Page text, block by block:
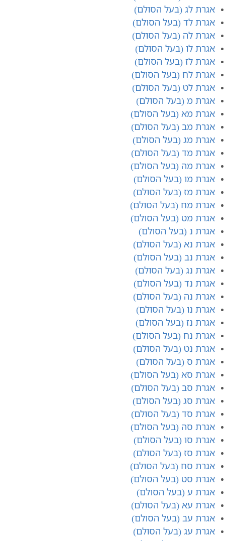
אגרת לג (בעל הסולם)
אגרת לד (בעל הסולם)
אגרת לה (בעל הסולם)
אגרת לו (בעל הסולם)
אגרת לז (בעל הסולם)
אגרת לח (בעל הסולם)
אגרת לט (בעל הסולם)
אגרת מ (בעל הסולם)
אגרת מא (בעל הסולם)
אגרת מב (בעל הסולם)
אגרת מג (בעל הסולם)
אגרת מד (בעל הסולם)
אגרת מה (בעל הסולם)
אגרת מו (בעל הסולם)
אגרת מז (בעל הסולם)
אגרת מח (בעל הסולם)
אגרת מט (בעל הסולם)
אגרת נ (בעל הסולם)
אגרת נא (בעל הסולם)
אגרת נב (בעל הסולם)
אגרת נג (בעל הסולם)
אגרת נד (בעל הסולם)
אגרת נ​ה (בעל הסולם)
אגרת נ​ו (בעל הסולם)
אגרת נ​ז (בעל הסולם)
אגרת נ​ח (בעל הסולם)
אגרת נ​ט (בעל הסולם)
אגרת ס (בעל הסולם)
אגרת ס​א (בעל הסולם)
אגרת סב (בעל הסולם)
אגרת סג (בעל הסולם)
אגרת סד (בעל הסולם)
אגרת סה (בעל הסולם)
אגרת סו (בעל הסולם)
אגרת סז (בעל הסולם)
אגרת סח (בעל הסולם)
אגרת סט (בעל הסולם)
אגרת ע (בעל הסולם)
אגרת עא (בעל הסולם)
אגרת עב (בעל הסולם)
אגרת עג (בעל הסולם)